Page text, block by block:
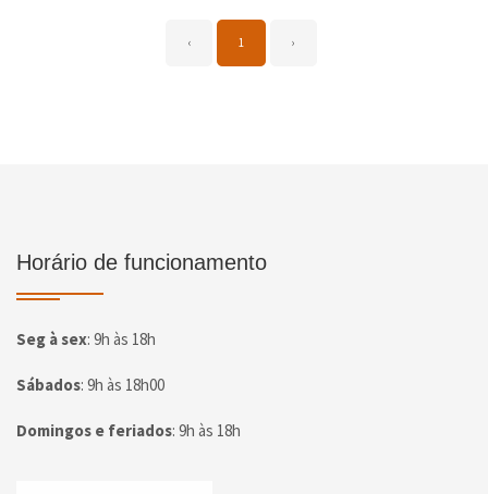
‹ 1 ›
Horário de funcionamento
Seg à sex: 9h às 18h
Sábados: 9h às 18h00
Domingos e feriados: 9h às 18h